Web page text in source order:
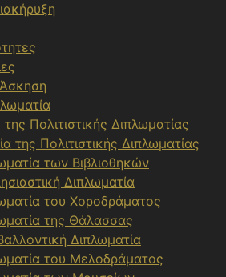
Πολιτιστικής Διπλωματίας
της Πολιτιστικής Διπλωματίας
των Βιβλιοθηκών
Διπλωματία
του Χοροδράματος
της Θάλασσας
Διπλωματία
του Μελοδράματος